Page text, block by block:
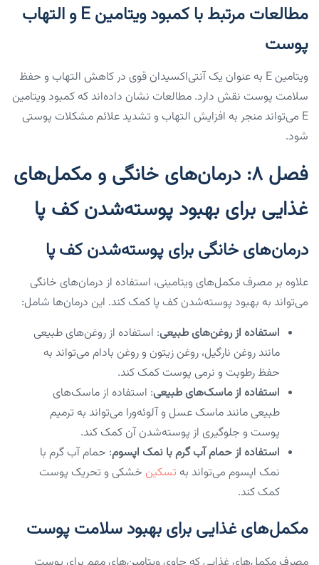
مطالعات مرتبط با کمبود ویتامین E و التهاب
پوست
ویتامین E به عنوان یک آنتی‌اکسیدان قوی در کاهش التهاب و حفظ
سلامت پوست نقش دارد. مطالعات نشان داده‌اند که کمبود ویتامین
E می‌تواند منجر به افزایش التهاب و تشدید علائم مشکلات پوستی
شود.
فصل ۸: درمان‌های خانگی و مکمل‌های
غذایی برای بهبود پوسته‌شدن کف پا
درمان‌های خانگی برای پوسته‌شدن کف پا
علاوه بر مصرف مکمل‌های ویتامینی، استفاده از درمان‌های خانگی
می‌تواند به بهبود پوسته‌شدن کف پا کمک کند. این درمان‌ها شامل:
استفاده از روغن‌های طبیعی: استفاده از روغن‌های طبیعی
مانند روغن نارگیل، روغن زیتون و روغن بادام می‌تواند به
حفظ رطوبت و نرمی پوست کمک کند.
استفاده از ماسک‌های طبیعی: استفاده از ماسک‌های
طبیعی مانند ماسک عسل و آلوئه‌ورا می‌تواند به ترمیم
پوست و جلوگیری از پوسته‌شدن آن کمک کند.
استفاده از حمام آب گرم با نمک اپسوم: حمام آب گرم با
نمک اپسوم می‌تواند به تسکین خشکی و تحریک پوست
کمک کند.
مکمل‌های غذایی برای بهبود سلامت پوست